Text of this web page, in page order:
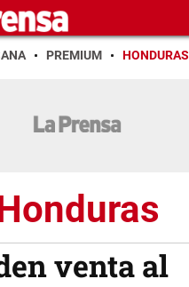
PREMIUM HONDURAS
venta al